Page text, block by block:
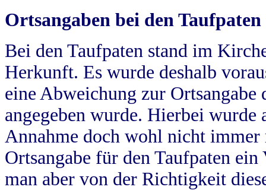
Ortsangaben bei den Taufpaten
Bei den Taufpaten stand im
Herkunft. Es wurde deshalb
eine Abweichung zur
angegeben wurde. Hierbei wurde
Annahme doch wohl nicht
Ortsangabe für den Taufpaten
man aber von der Richtigkeit